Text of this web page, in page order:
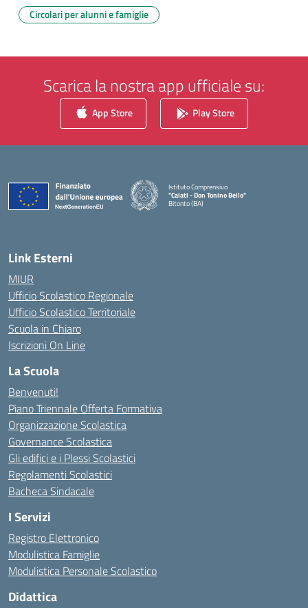
Circolari per alunni e famiglie
Scarica la nostra app ufficiale su:
App Store Play Store
Istituto Comprensivo
"Caiati - Don Tonino Bello"
Bitonto (BA)
Link Esterni
MIUR
Ufficio Scolastico Regionale
Ufficio Scolastico Territoriale
Scuola in Chiaro
Iscrizioni On Line
La Scuola
Benvenuti!
Piano Triennale Offerta Formativa
Organizzazione Scolastica
Governance Scolastica
Gli edifici e i Plessi Scolastici
Regolamenti Scolastici
Bacheca Sindacale
I Servizi
Registro Elettronico
Modulistica Famiglie
Modulistica Personale Scolastico
Didattica